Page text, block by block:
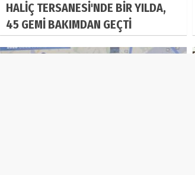
HALİÇ TERSANESİ'NDE BİR YILDA,
45 GEMİ BAKIMDAN GEÇTİ